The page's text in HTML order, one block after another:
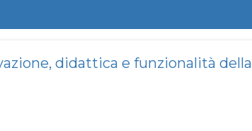
didattica e funzionalità della